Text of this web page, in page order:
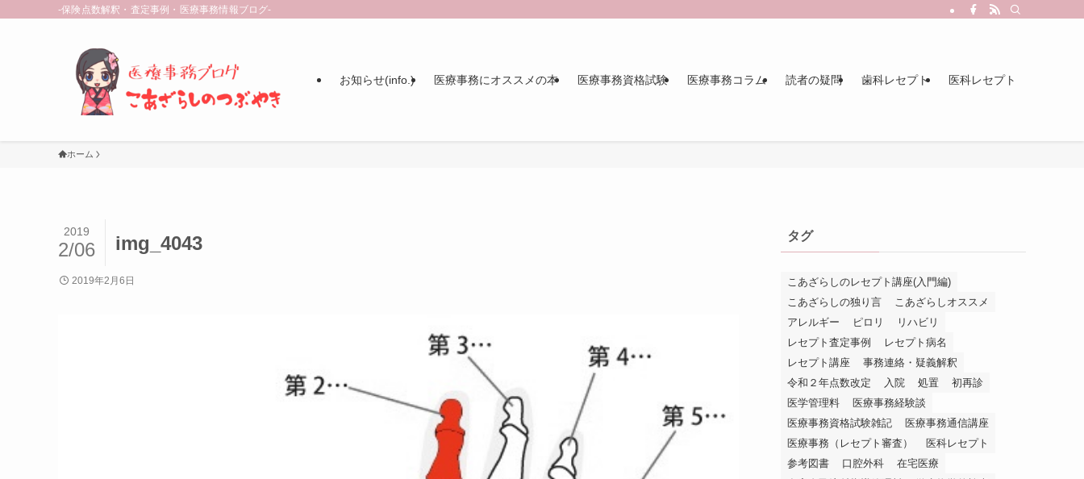
-保険点数解釈・査定事例・医療事務情報ブログ-
お知らせ(info.) 医療事務にオススメの本 医療事務資格試験 医療事務コラム 読者の疑問 歯科レセプト 医科レセプト
ホーム
img_4043
2019
2/06
2019年2月6日
タグ
こあざらしのレセプト講座(入門編)
こあざらしの独り言
こあざらしオススメ
アレルギー
ピロリ
リハビリ
レセプト査定事例
レセプト病名
レセプト講座
事務連絡・疑義解釈
令和２年点数改定
入院 処置
初再診
医学管理料
医療事務経験談
医療事務資格試験雑記
医療事務通信講座
医療事務（レセプト審査）
医科レセプト
参考図書
口腔外科
在宅医療